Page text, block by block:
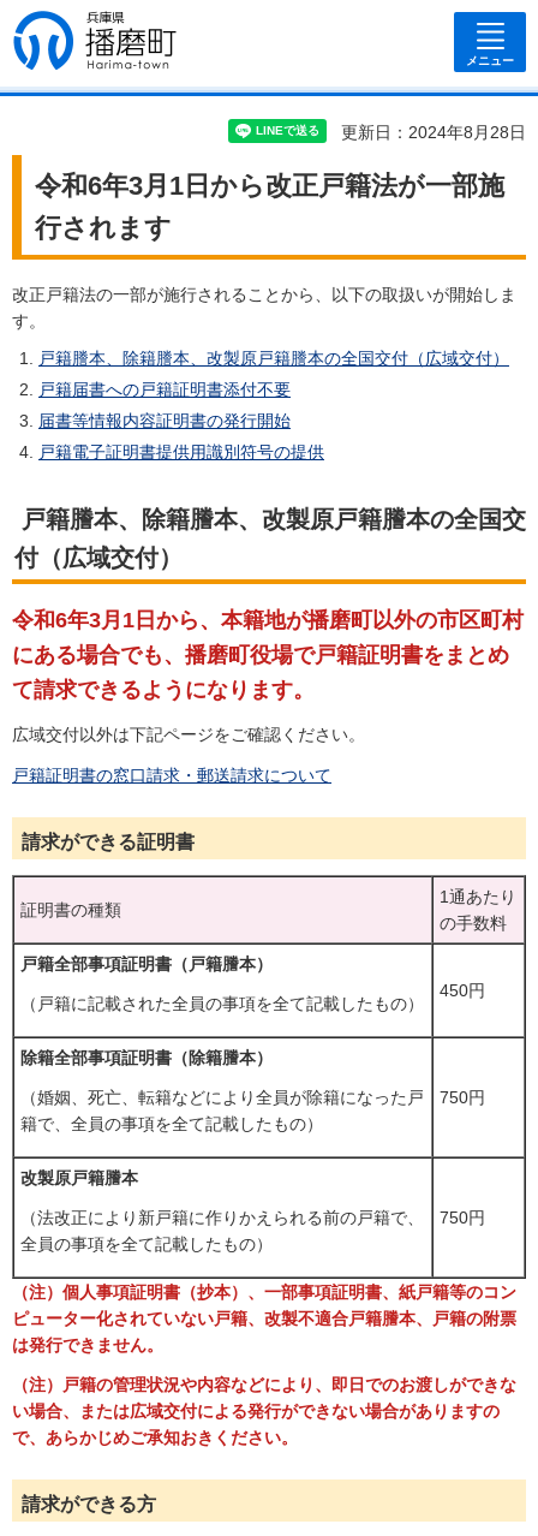
兵庫県 播磨
町
メニュー
更新日：2024年8月28日
令和6年3月1日から改正戸籍法が一部施
行されます
改正戸籍法の一部が施行されることから、以下の取扱いが開始しま
す。
戸籍謄本、除籍謄本、改製原戸籍謄本の全国交付（広域交付）
戸籍届書への戸籍証明書添付不要
届書等情報内容証明書の発行開始
戸籍電子証明書提供用識別符号の提供
戸籍謄本、除籍謄本、改製原戸籍謄本の全国交
付（広域交付）
令和6年3月1日から、本籍地が播磨町以外の市区町村
にある場合でも、播磨町役場で戸籍証明書をまとめ
て請求できるようになります。
広域交付以外は下記ページをご確認ください。
戸籍証明書の窓口請求・郵送請求について
請求ができる証明書
証明書の種類
1通あたり
の手数料
戸籍全部事項証明書（戸籍謄本）
（戸籍に記載された全員の事項を全て記載したもの）
450円
除籍全部事項証明書（除籍謄本）
（婚姻、死亡、転籍などにより全員が除籍になった戸
籍で、全員の事項を全て記載したもの）
750円
改製原戸籍謄本
（法改正により新戸籍に作りかえられる前の戸籍で、
全員の事項を全て記載したもの）
750円
（注）個人事項証明書（抄本）、一部事項証明書、紙戸籍等のコン
ピューター化されていない戸籍、改製不適合戸籍謄本、戸籍の附票
は発行できません。
（注）戸籍の管理状況や内容などにより、即日でのお渡しができな
い場合、または広域交付による発行ができない場合がありますの
で、あらかじめご承知おきください。
請求ができる方